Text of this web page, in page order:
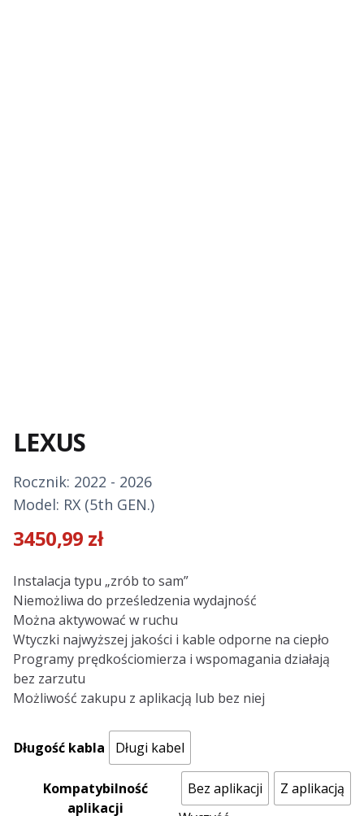
LEXUS
Rocznik: 2022 - 2026
Model: RX (5th GEN.)
3450,99 zł
Description
Instalacja typu „zrób to sam”
Niemożliwa do prześledzenia wydajność
Można aktywować w ruchu
Wtyczki najwyższej jakości i kable odporne na ciepło
Programy prędkościomierza i wspomagania działają
bez zarzutu
Możliwość zakupu z aplikacją lub bez niej
Długość kabla Długi kabel
Kompatybilność
aplikacji
Bez aplikacji
Z aplikacją